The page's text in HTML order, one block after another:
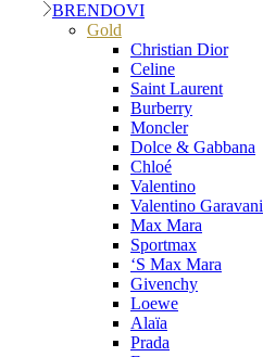
BRENDOVI
Gold
Christian Dior
Celine
Saint Laurent
Burberry
Moncler
Dolce & Gabbana
Chloé
Valentino
Valentino Garavani
Max Mara
Sportmax
‘S Max Mara
Givenchy
Loewe
Alaïa
Prada